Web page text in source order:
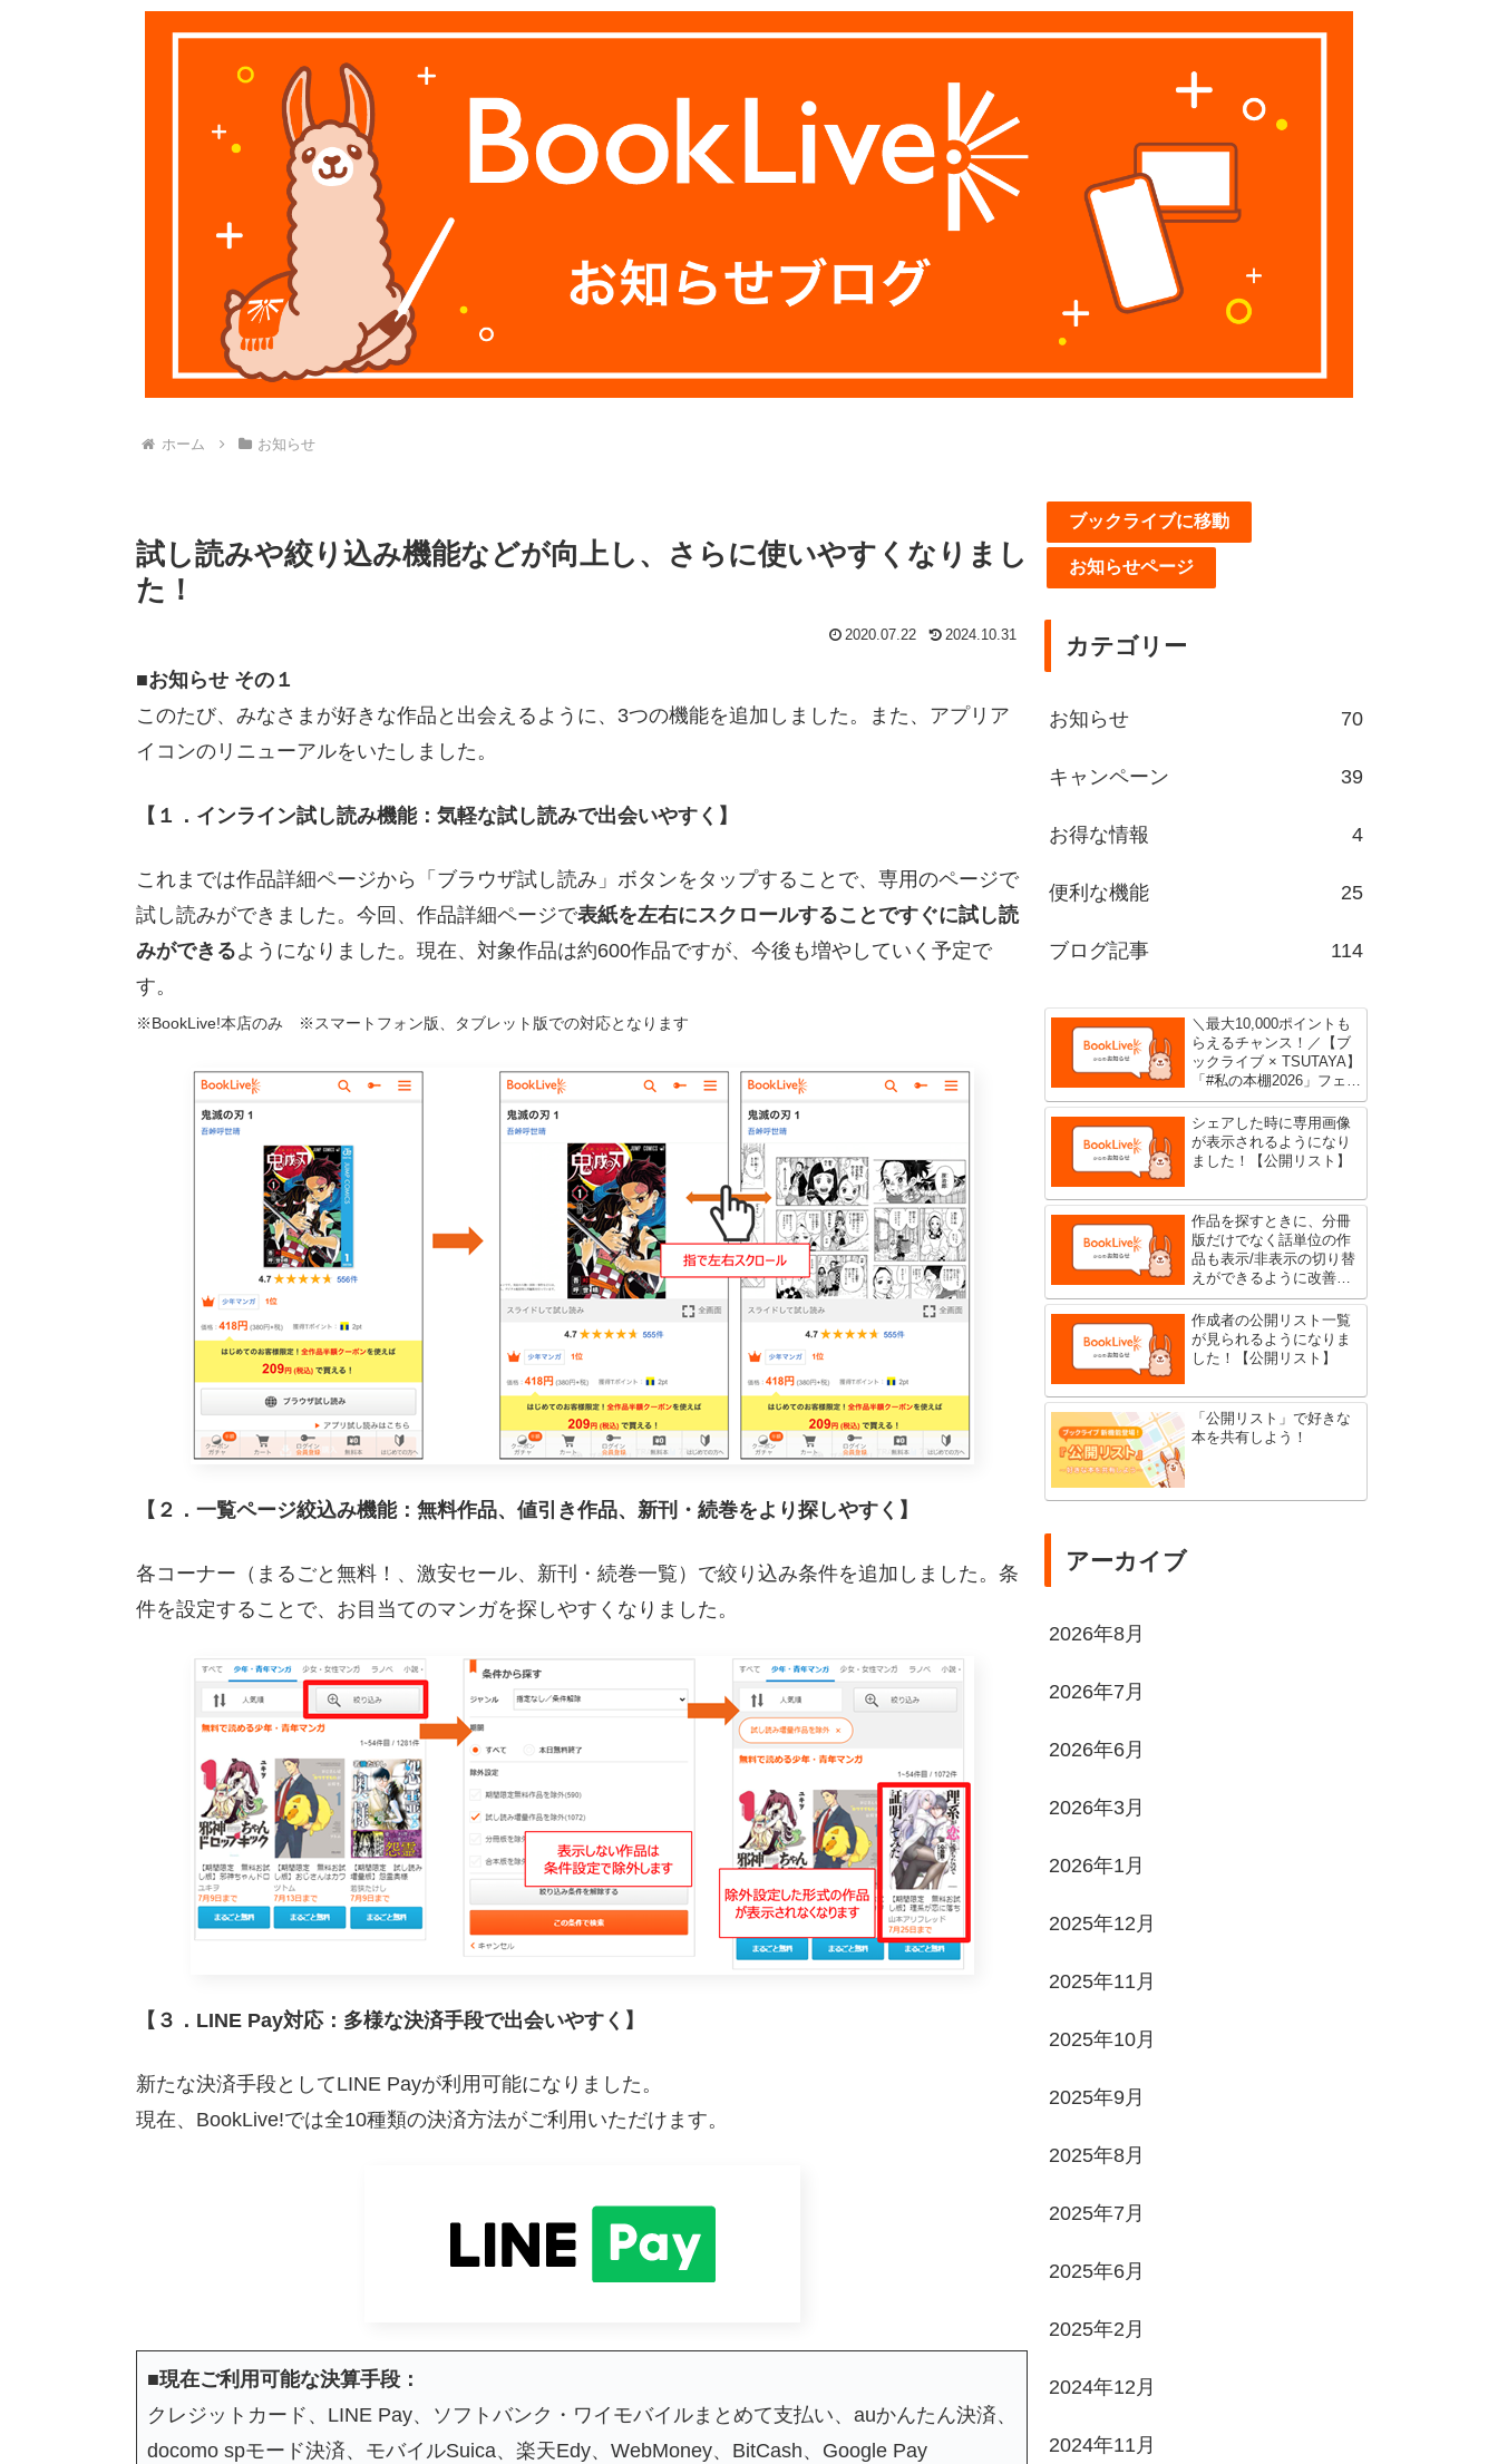
ホーム お知らせ
試し読みや絞り込み機能などが向上し、さらに使いやすくなりまし
た！
2020.07.22 2024.10.31
■お知らせ その１
このたび、みなさまが好きな作品と出会えるように、3つの機能を追加しました。また、アプリア
イコンのリニューアルをいたしました。
【１．インライン試し読み機能：気軽な試し読みで出会いやすく】
これまでは作品詳細ページから「ブラウザ試し読み」ボタンをタップすることで、専用のページで
試し読みができました。今回、作品詳細ページで表紙を左右にスクロールすることですぐに試し読
みができるようになりました。現在、対象作品は約600作品ですが、今後も増やしていく予定で
す。
※BookLive!本店のみ ※スマートフォン版、タブレット版での対応となります
【２．一覧ページ絞込み機能：無料作品、値引き作品、新刊・続巻をより探しやすく】
各コーナー（まるごと無料！、激安セール、新刊・続巻一覧）で絞り込み条件を追加しました。条
件を設定することで、お目当てのマンガを探しやすくなりました。
【３．LINE Pay対応：多様な決済手段で出会いやすく】
新たな決済手段としてLINE Payが利用可能になりました。
現在、BookLive!では全10種類の決済方法がご利用いただけます。
■現在ご利用可能な決算手段：
クレジットカード、LINE Pay、ソフトバンク・ワイモバイルまとめて支払い、auかんたん決済、
docomo spモード決済、モバイルSuica、楽天Edy、WebMoney、BitCash、Google Pay
ブックライブに移動
お知らせページ
カテゴリー
お知らせ 70
キャンペーン 39
お得な情報 4
便利な機能 25
ブログ記事 114
＼最大10,000ポイントも
らえるチャンス！／【ブ
ックライブ × TSUTAYA】
「#私の本棚2026」フェア
開催中！
シェアした時に専用画像
が表示されるようになり
ました！【公開リスト】
作品を探すときに、分冊
版だけでなく話単位の作
品も表示/非表示の切り替
えができるように改善し
ました
作成者の公開リスト一覧
が見られるようになりま
した！【公開リスト】
「公開リスト」で好きな
本を共有しよう！
アーカイブ
2026年8月
2026年7月
2026年6月
2026年3月
2026年1月
2025年12月
2025年11月
2025年10月
2025年9月
2025年8月
2025年7月
2025年6月
2025年2月
2024年12月
2024年11月